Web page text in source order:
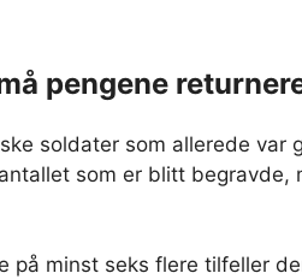
pengene
soldater som allerede var
som er blitt begravde,
på minst seks flere tilfeller